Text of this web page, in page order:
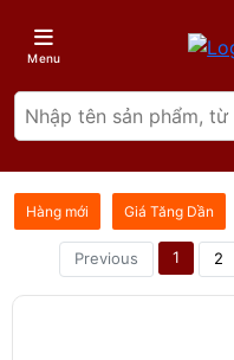
Menu
Hàng mới Giá Tăng Dần
Previous 1 2